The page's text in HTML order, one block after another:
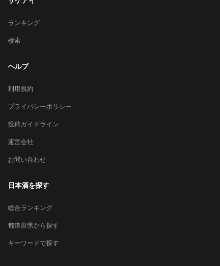
ランキング
検索
ヘルプ
利用規約
プライバシーポリシー
投稿ガイドライン
運営会社
お問い合わせ
日本酒を探す
総合ランキング
都道府県から探す
キーワードで探す